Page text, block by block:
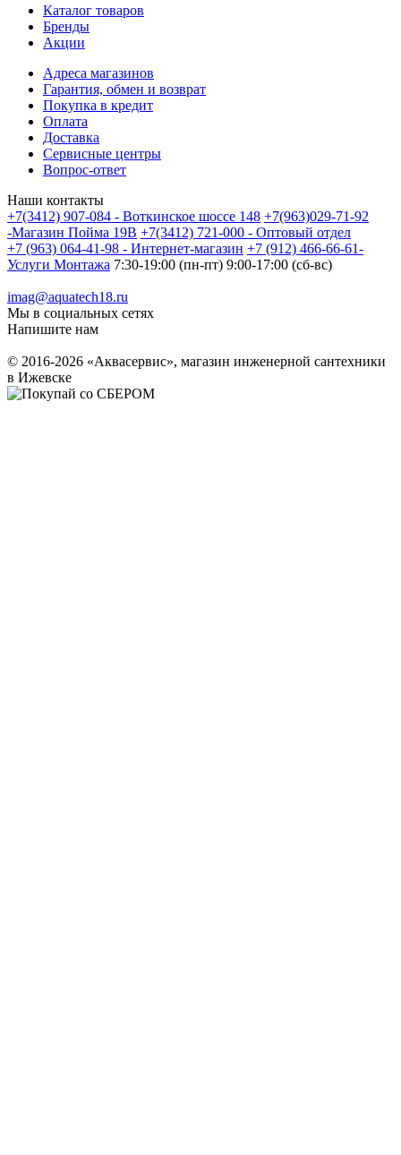
Каталог товаров
Бренды
Акции
Адреса магазинов
Гарантия, обмен и возврат
Покупка в кредит
Оплата
Доставка
Сервисные центры
Вопрос-ответ
Наши контакты
+7(3412) 907-084 - Воткинское шоссе 148 +7(963)029-71-92
-Магазин Пойма 19В +7(3412) 721-000 - Оптовый отдел
+7 (963) 064-41-98 - Интернет-магазин +7 (912) 466-66-61-
Услуги Монтажа 7:30-19:00 (пн-пт) 9:00-17:00 (сб-вс)
imag@aquatech18.ru
Мы в социальных сетях
Напишите нам
© 2016-2026 «Аквасервис», магазин инженерной сантехники
в Ижевске